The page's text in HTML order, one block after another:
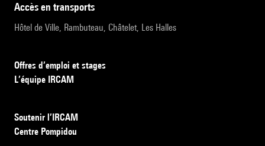
accès en transports
Hôtel de Ville, Rambuteau, Châtelet, Les Halles
Offres d’emploi et stages
L’équipe IRCAM
Soutenir l’IRCAM
Centre Pompidou